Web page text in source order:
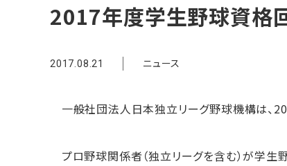
2017年度学生野球資格
2017.08.21 ニュース
一般社団法人日本独立リーグ野球機構は、
プロ野球関係者（独立リーグを含む）が学生